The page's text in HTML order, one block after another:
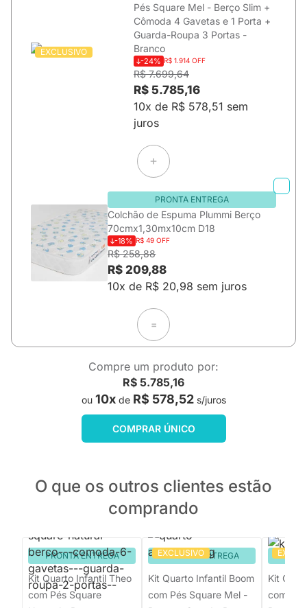
EXCLUSIVO
Pés Square Mel - Berço Slim +
Cômoda 4 Gavetas e 1 Porta +
Guarda-Roupa 3 Portas -
Branco
-24% R$ 1.914 OFF
R$ 7.699,64
R$ 5.785,16
10x de R$ 578,51 sem
juros
PRONTA ENTREGA
Colchão de Espuma Plummi Berço
70cmx1,30mx10cm D18
-18% R$ 49 OFF
R$ 258,88
R$ 209,88
10x de R$ 20,98 sem juros
=
Compre um produto por:
R$ 5.785,16
ou 10xde R$ 578,52s/juros
COMPRAR ÚNICO
O que os outros clientes estão
comprando
PRONTA ENTREGA
Kit Quarto Infantil Theo
com Pés Square
EXCLUSIVO
PRONTA ENTREGA
Kit Quarto Infantil Boom
com Pés Square Mel -
Kit
com